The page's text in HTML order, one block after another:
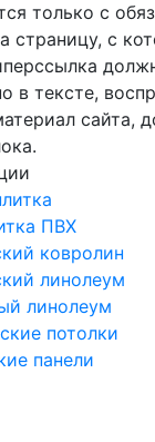
только с
страницу, с
в тексте,
сайта,
ПВХ
ковролин
линолеум
линолеум
потолки
панели